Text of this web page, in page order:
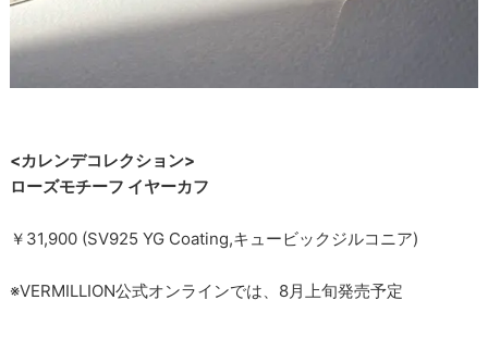
<カレンデコレクション>
ローズモチーフ イヤーカフ
￥31,900 (SV925 YG Coating,キュービックジルコニア)
※VERMILLION公式オンラインでは、8月上旬発売予定